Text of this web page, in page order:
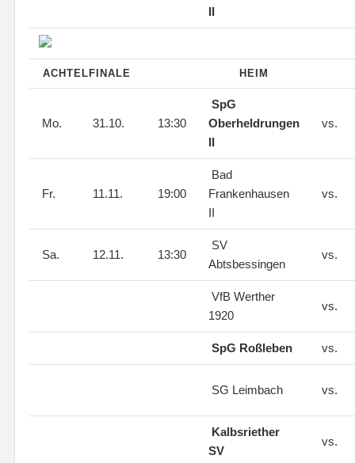
II
ACHTELFINALE HEIM
Mo. 31.10. 13:30
SpG
Oberheldrungen
II
vs.
Fr. 11.11. 19:00
Bad
Frankenhausen
II
vs.
Sa. 12.11. 13:30
SV
Abtsbessingen
vs.
VfB Werther
1920
vs.
SpG Roßleben vs.
SG Leimbach vs.
Kalbsriether
SV
vs.